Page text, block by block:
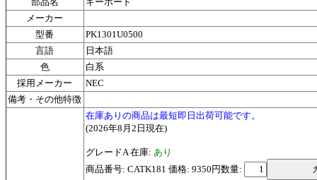
メーカー
型番
PK1301U0500
言語
日本語
色
白系
採用メーカー
NEC
備考・その他特徴
在庫ありの商品は最短即日出荷可能です。
(2026年8月2日現在)
グレードA 在庫: あり
商品番号: CATK181 価格: 9350円数量: